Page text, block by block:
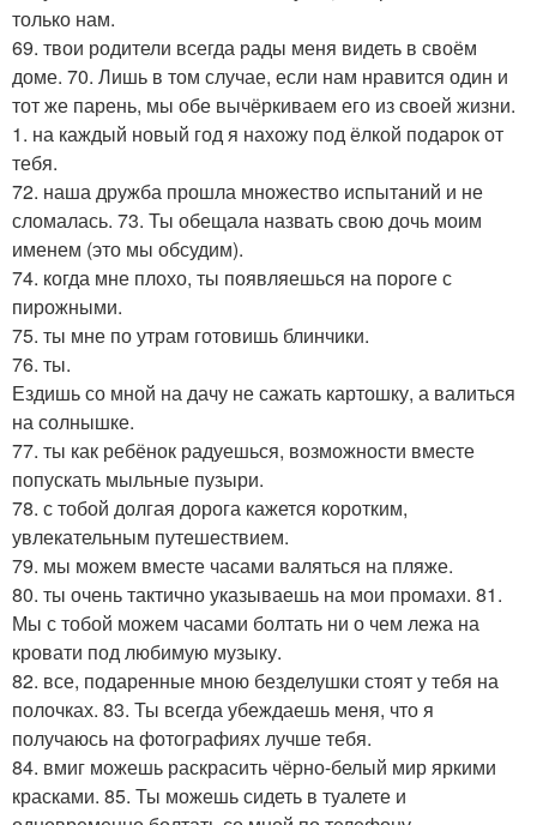
только нам.
69. твои родители всегда рады меня видеть в своём
доме. 70. Лишь в том случае, если нам нравится один и
тот же парень, мы обе вычёркиваем его из своей жизни.
1. на каждый новый год я нахожу под ёлкой подарок от
тебя.
72. наша дружба прошла множество испытаний и не
сломалась. 73. Ты обещала назвать свою дочь моим
именем (это мы обсудим).
74. когда мне плохо, ты появляешься на пороге с
пирожными.
75. ты мне по утрам готовишь блинчики.
76. ты.
Ездишь со мной на дачу не сажать картошку, а валиться
на солнышке.
77. ты как ребёнок радуешься, возможности вместе
попускать мыльные пузыри.
78. с тобой долгая дорога кажется коротким,
увлекательным путешествием.
79. мы можем вместе часами валяться на пляже.
80. ты очень тактично указываешь на мои промахи. 81.
Мы с тобой можем часами болтать ни о чем лежа на
кровати под любимую музыку.
82. все, подаренные мною безделушки стоят у тебя на
полочках. 83. Ты всегда убеждаешь меня, что я
получаюсь на фотографиях лучше тебя.
84. вмиг можешь раскрасить чёрно-белый мир яркими
красками. 85. Ты можешь сидеть в туалете и